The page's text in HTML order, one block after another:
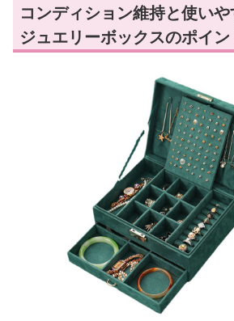
コンディション維持と使い
ジュエリーボックスのポイン